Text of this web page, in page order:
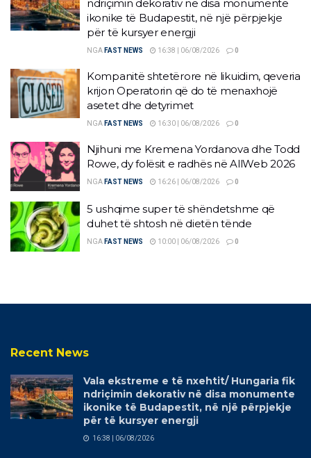
ndriçimin dekorativ në disa monumente
ikonike të Budapestit, në një përpjekje
për të kursyer energji
NGA FAST NEWS 16:38 | 06/08/2026 0
Kompanitë shtetërore në likuidim, qeveria
krijon Operatorin që do të menaxhojë
asetet dhe detyrimet
NGA FAST NEWS 16:30 | 06/08/2026 0
Njihuni me Kremena Yordanova dhe Todd
Rowe, dy folësit e radhës në AllWeb 2026
NGA FAST NEWS 16:26 | 06/08/2026 0
5 ushqime super të shëndetshme që
duhet të shtosh në dietën tënde
NGA FAST NEWS 10:00 | 06/08/2026 0
Recent News
Vala ekstreme e të nxehtit/ Hungaria fik
ndriçimin dekorativ në disa monumente
ikonike të Budapestit, në një përpjekje
për të kursyer energji
16:38 | 06/08/2026